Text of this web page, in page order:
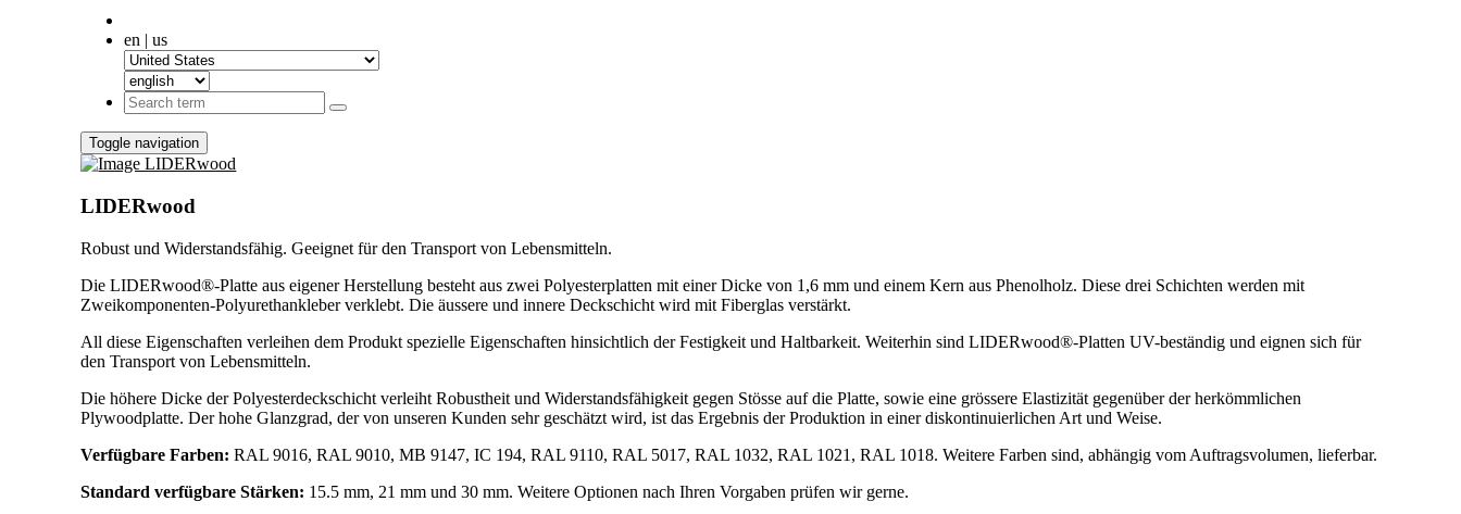
en | us
Toggle navigation
LIDERwood
Robust und Widerstandsfähig. Geeignet für den Transport von Lebensmitteln.
Die LIDERwood®-Platte aus eigener Herstellung besteht aus zwei Polyesterplatten mit einer Dicke von 1,6 mm und einem Kern aus Phenolholz. Diese drei Schichten werden mit
Zweikomponenten-Polyurethankleber verklebt. Die äussere und innere Deckschicht wird mit Fiberglas verstärkt.
All diese Eigenschaften verleihen dem Produkt spezielle Eigenschaften hinsichtlich der Festigkeit und Haltbarkeit. Weiterhin sind LIDERwood®-Platten UV-beständig und eignen sich für
den Transport von Lebensmitteln.
Die höhere Dicke der Polyesterdeckschicht verleiht Robustheit und Widerstandsfähigkeit gegen Stösse auf die Platte, sowie eine grössere Elastizität gegenüber der herkömmlichen
Plywoodplatte. Der hohe Glanzgrad, der von unseren Kunden sehr geschätzt wird, ist das Ergebnis der Produktion in einer diskontinuierlichen Art und Weise.
Verfügbare Farben: RAL 9016, RAL 9010, MB 9147, IC 194, RAL 9110, RAL 5017, RAL 1032, RAL 1021, RAL 1018. Weitere Farben sind, abhängig vom Auftragsvolumen, lieferbar.
Standard verfügbare Stärken: 15.5 mm, 21 mm und 30 mm. Weitere Optionen nach Ihren Vorgaben prüfen wir gerne.